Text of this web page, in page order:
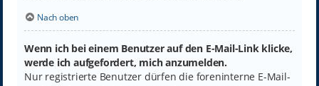
Nach oben
Wenn ich bei einem Benutzer auf den E-Mail-Link klicke,
werde ich aufgefordert, mich anzumelden.
Nur registrierte Benutzer dürfen die foreninterne E-Mail-